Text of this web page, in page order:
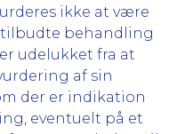
ikke at være
behandling
udelukket fra at
af sin
der er indikation
eventuelt på et